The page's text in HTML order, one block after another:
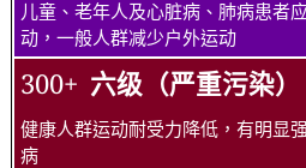
儿童、老年人及心脏病、肺病患者
动，一般人群减少户外运动
300+ 六级（严重污染）
健康人群运动耐受力降低，有明显
病